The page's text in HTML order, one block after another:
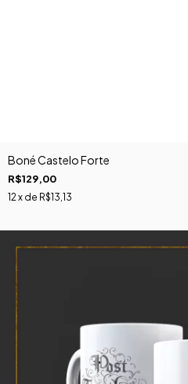
Boné Castelo Forte
R$129,00
12x de R$13,13